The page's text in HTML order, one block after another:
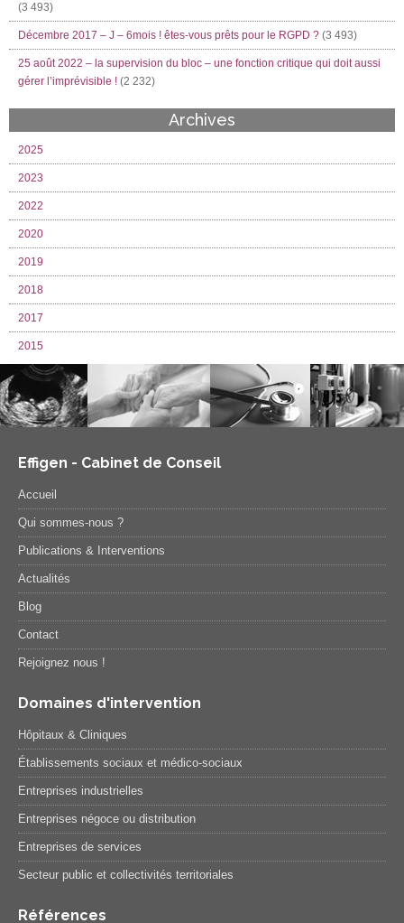
(3 493)
Décembre 2017 – J – 6mois ! êtes-vous prêts pour le RGPD ? (3 493)
25 août 2022 – la supervision du bloc – une fonction critique qui doit aussi
gérer l’imprévisible ! (2 232)
Archives
2025
2023
2022
2020
2019
2018
2017
2015
Effigen - Cabinet de Conseil
Accueil
Qui sommes-nous ?
Publications & Interventions
Actualités
Blog
Contact
Rejoignez nous !
Domaines d'intervention
Hôpitaux & Cliniques
Établissements sociaux et médico-sociaux
Entreprises industrielles
Entreprises négoce ou distribution
Entreprises de services
Secteur public et collectivités territoriales
Références